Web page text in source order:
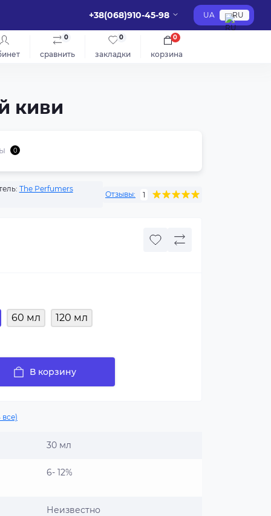
+38(068)910-45-98 UA RU
сравнить
0
закладки
0
корзина
0
киви
0
The Perfumers
Отзывы: 1
60 мл 120 мл
В корзину
30 мл
6- 12%
Неизвестно